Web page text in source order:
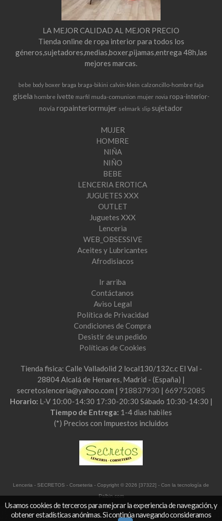
LA MEJOR CALIDAD AL MEJOR PRECIO
Tienda online de ropa interior para todos los
géneros,sujetadores,medias,boxer,pijamas,entrega 48h,las
mejores marcas.
bebe body boxer braga braga-bikini calvin-klein calzoncillo-hombre faja
gisela hombre ivette marfil muda-comunion mujer novia ropa-interior-
novia ropainteriormujer selmark slip sujetador
MUJER
HOMBRE
NIÑA
NIÑO
BEBE
LENCERIA EROTICA
JUGUETES XXX
OUTLET
Juguetes XXX
Lenceria
WEB_OBSESSIVE
Aceites y Lubricantes
Afrodisiacos
Ir arriba
Contáctanos
Aviso Legal
Política de Privacidad
Condiciones de Compra
Desistir de un pedido
Políticas de Cookies
Tienda fisica: Calle Valladolid 2 local130/132c.c El Val -
28804 Alcalá de Henares, Madrid - (España) |
secretoslenceria@yahoo.com | 918837930 | 669752085
Horario: L-V 10:00-14:30 17:30-20:30 Sábado 10:30-14:30 |
Tiempo de Entrega: 1-4 dias habiles
(*) Precios con Impuestos incluidos
Lenceria - SECRETOS - Corseteria - Copyright © 2026 [37322] - Con la tecnología de
Palbin.com
Usamos cookies de terceros para mejorar la experiencia de navegación, y
obtener estadísticas anónimas. Si continúa navegando consideramos